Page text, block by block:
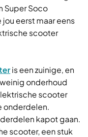
Super Soco
eerst maar eens
scooter
is een zuinige, en
onderhoud
scooter
onderdelen.
kapot gaan.
scooter, een stuk